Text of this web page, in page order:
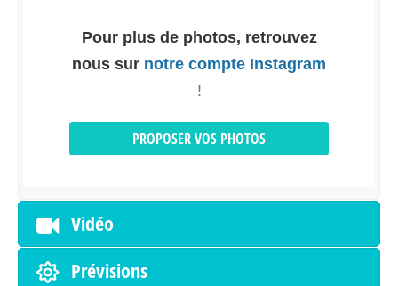
Pour plus de photos, retrouvez
nous sur notre compte Instagram
!
PROPOSER VOS PHOTOS
Vidéo
Prévisions